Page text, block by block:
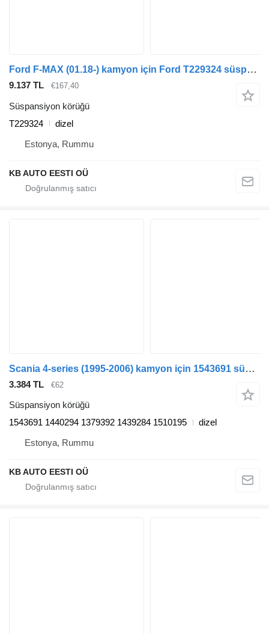
Ford F-MAX (01.18-) kamyon için Ford T229324 süspansiyon körüğü
9.137 TL €167,40
Süspansiyon körüğü
T229324
dizel
Estonya, Rummu
KB AUTO EESTI OÜ
Scania 4-series (1995-2006) kamyon için 1543691 süspansiyon körüğü
3.384 TL €62
Süspansiyon körüğü
1543691 1440294 1379392 1439284 1510195
dizel
Estonya, Rummu
KB AUTO EESTI OÜ